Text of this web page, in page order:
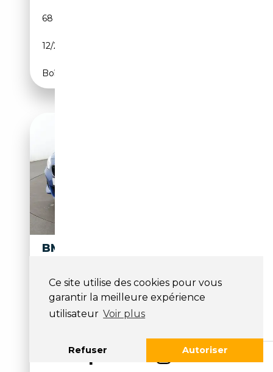
Ce site utilise des cookies pour vous
garantir la meilleure expérience
utilisateur Voir plus
Refuser Autoriser
68 000 km
12/2020
Boîte manuelle
BMW 118 118I M SPORT
Suspension sport, Sièges sport, MP3, Pack Sport,
B...